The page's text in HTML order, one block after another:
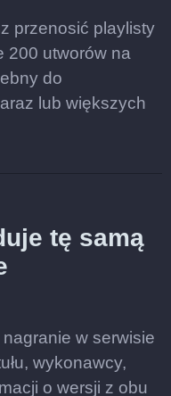
przenosić playlisty
200 utworów na
do
lub większych
tę samą
w serwisie
wykonawcy,
o wersji z obu